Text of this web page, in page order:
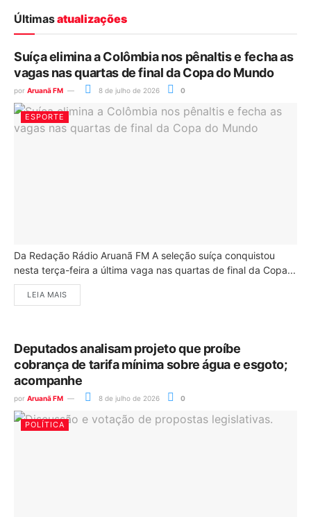
Últimasatualizações
Suíça elimina a Colômbia nos pênaltis e fecha as
vagas nas quartas de final da Copa do Mundo
por Aruanã FM 8 de julho de 2026 0
ESPORTE
Da Redação Rádio Aruanã FM A seleção suíça conquistou
nesta terça-feira a última vaga nas quartas de final da Copa...
LEIA MAIS
Deputados analisam projeto que proíbe
cobrança de tarifa mínima sobre água e esgoto;
acompanhe
por Aruanã FM 8 de julho de 2026 0
POLÍTICA